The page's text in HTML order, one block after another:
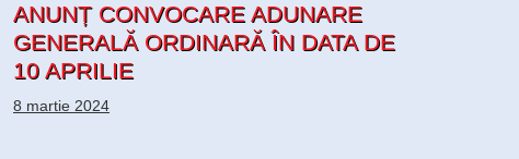
ANUNȚ CONVOCARE ADUNARE
GENERALĂ ORDINARĂ ÎN DATA DE
10 APRILIE
8 martie 2024